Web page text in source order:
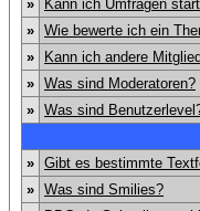
»
Kann ich Umfragen
» Wie bewerte ich ein
»
Kann ich andere
» Was sind Moderatoren?
» Was sind
» Gibt es bestimmte
» Was sind Smilies?